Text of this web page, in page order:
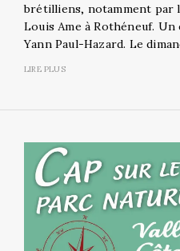
brétilliens, notamment par
Louis Ame à Rothéneuf.
Yann Paul-Hazard. Le
LIRE PLUS